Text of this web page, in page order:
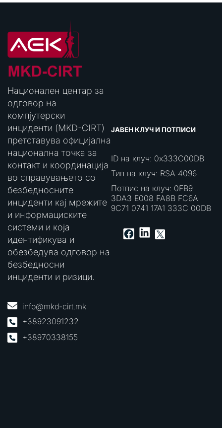
Национален центар за
одговор на
компјутерски
инциденти (MKD-CIRT)
претставува официјална
национална точка за
контакт и координација
во справувањето со
безбедносните
инциденти кај мрежите
и информациските
системи и која
идентификува и
обезбедува одговор на
безбедносни
инциденти и ризици.
info@mkd-cirt.mk
+38923091232
+38970338155
ЈАВЕН КЛУЧ И ПОТПИСИ
ID на клуч: 0x333C00DB
Тип на клуч: RSA 4096
Потпис на клуч: 0FB9
3DA3 E008 FA8B FC6A
9C71 0741 17A1 333C 00DB
Facebook
LinkedIn
X